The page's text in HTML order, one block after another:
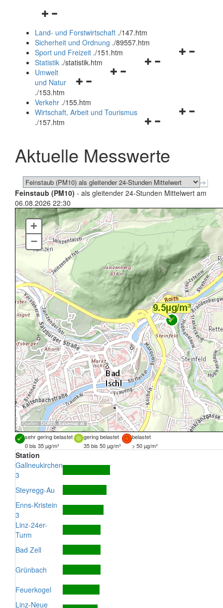
Navigationsmenü
und
schließen
Land- und Forstwirtschaft ./147.htm
Sicherheit und Ordnung ./89557.htm
Navigationsmenü
Sport und Freizeit ./151.htm
Navigationsmenü
Statistik ./statistik.htm
Navigationsmenü
und
schließen
Umwelt
und Natur
./153.htm
Verkehr ./155.htm
Navigationsmenü
schließen
Wirtschaft, Arbeit und Tourismus
./157.htm
Aktuelle Messwerte
Feinstaub (PM10) - als gleitender 24-Stunden Mittelwert am
06.08.2026 22:30
Quellen: DORIS, basemap.at
+
–
sehr gering belastet gering belastet
belastet
0 bis 35 µg/m³
35 bis 50 µg/m³ > 50 µg/m³
Station
Gallneukirchen
3
Steyregg-Au
Enns-Kristein
3
Linz-24er-
Turm
Bad Zell
Grünbach
Feuerkogel
Linz-Neue